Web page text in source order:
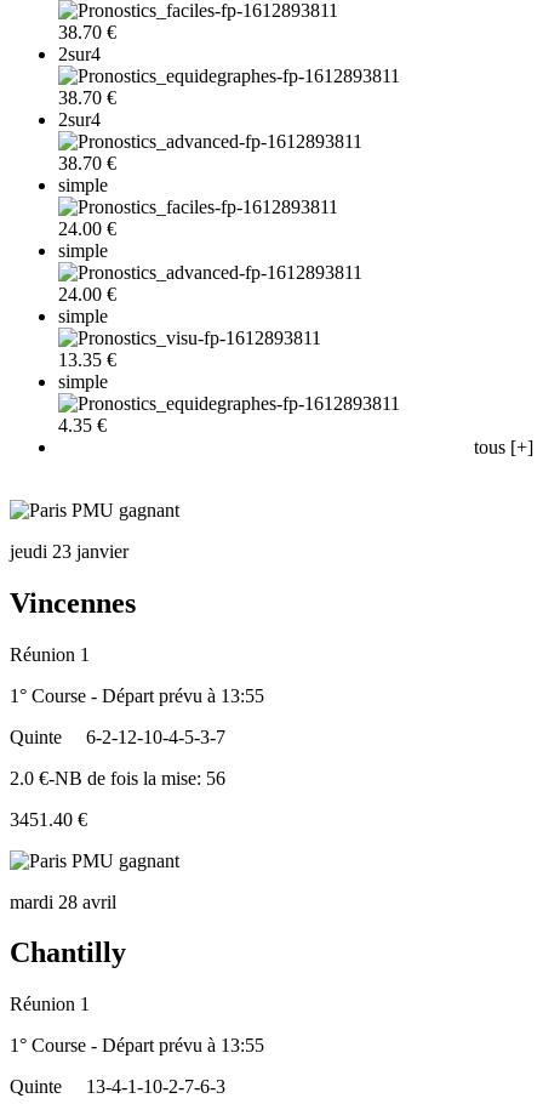
38.70 €
2sur4
38.70 €
2sur4
38.70 €
simple
24.00 €
simple
24.00 €
simple
13.35 €
simple
4.35 €
tous [+]
jeudi 23 janvier
Vincennes
Réunion 1
1° Course - Départ prévu à 13:55
Quinte
6-2-12-10-4-5-3-7
2.0 €-NB de fois la mise: 56
3451.40 €
mardi 28 avril
Chantilly
Réunion 1
1° Course - Départ prévu à 13:55
Quinte
13-4-1-10-2-7-6-3